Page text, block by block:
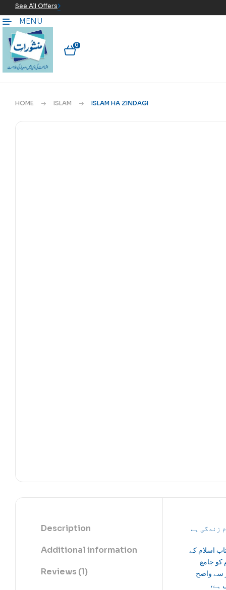
See All Offers
MENU
0
HOME ISLAM ISLAM HA ZINDAGI
Description
Additional information
Reviews (1)
زندگی ہے
اسلام کے
کو جامع
سے واضح
ہے،